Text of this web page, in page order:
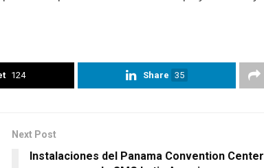
124 Share 35
Next Post
Instalaciones del Panama Convention Center